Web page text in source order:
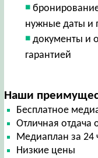
нужные даты и
документы и
гарантией
Наши
Бесплатное
Отличная отдача
Медиаплан за 24
Низкие цены